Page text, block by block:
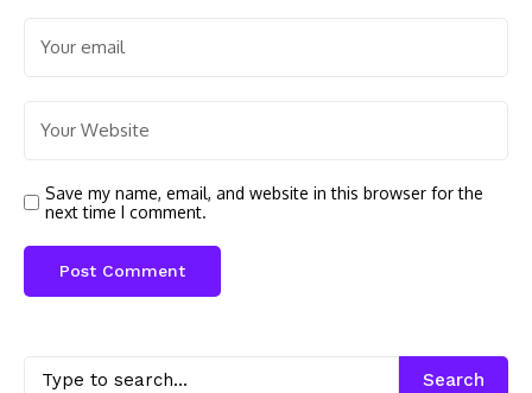
Save my name, email, and website in this browser for the
next time I comment.
Search